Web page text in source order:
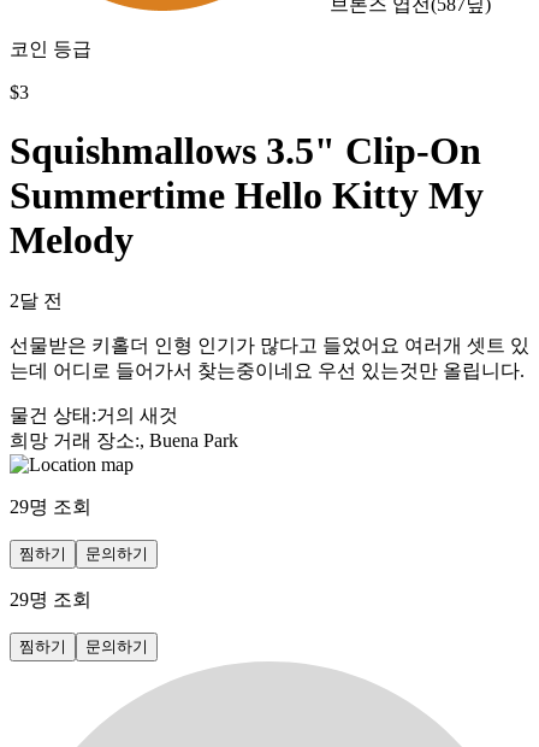
코인 등급
$3
Squishmallows 3.5" Clip-On
Summertime Hello Kitty My
Melody
2달 전
선물받은 키홀더 인형 인기가 많다고 들었어요 여러개 셋트 있
는데 어디로 들어가서 찾는중이네요 우선 있는것만 올립니다.
물건 상태 :거의 새것
희망 거래 장소:, Buena Park
29명 조회
찜하기 문의하기
29명 조회
찜하기 문의하기